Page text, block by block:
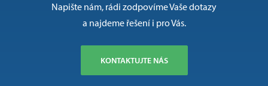
Napište nám, rádi zodpovíme Vaše dotazy
a najdeme řešení i pro Vás.
KONTAKTUJTE NÁS